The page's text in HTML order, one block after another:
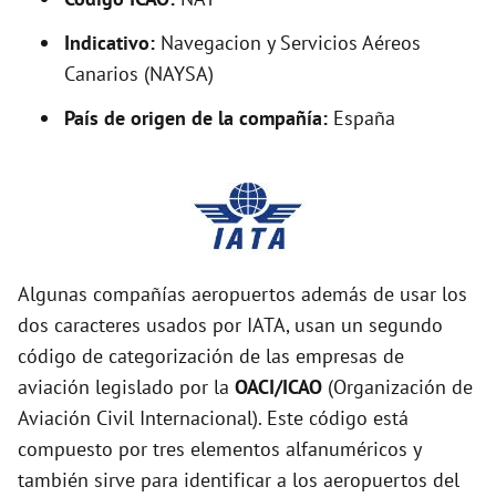
Indicativo: Navegacion y Servicios Aéreos
Canarios (NAYSA)
País de origen de la compañía: España
Algunas compañías aeropuertos además de usar los
dos caracteres usados por IATA, usan un segundo
código de categorización de las empresas de
aviación legislado por la OACI/ICAO (Organización de
Aviación Civil Internacional). Este código está
compuesto por tres elementos alfanuméricos y
también sirve para identificar a los aeropuertos del